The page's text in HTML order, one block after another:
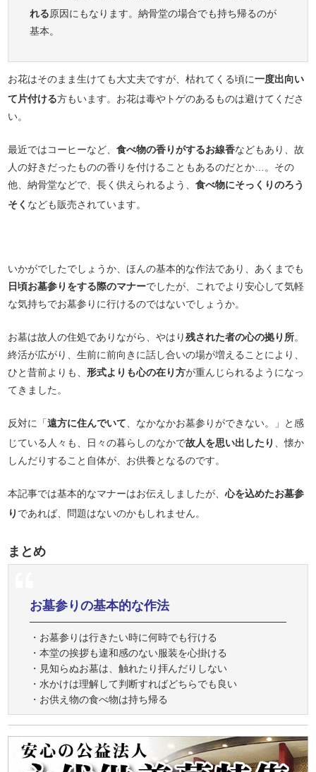
れる原因にもなります。納骨堂の場合でも持ち帰るのが
基本。
お花はそのまま生けても大丈夫ですが、枯れてくる頃に一度出向い
て片付ける方もいます。お花は毒やトゲのあるものは避けてくださ
い。
最近ではコーヒーなど、食べ物の香りがするお線香などもあり、故
人の好きだったものの香りを付けることもあるのだとか…。その
他、納骨堂などで、長く供えられるよう、食べ物にそっくりのろう
そく なども販売されています。
いかがでしたでしょうか、ほんの基本的な作法であり、あくまでも
日頃お墓参りをする際のマナーでしたが、これでより安心して気軽
な気持ちでお墓参りに行けるのではないでしょうか。
お墓は故人の住処でありながら、やはり残された者の心の拠り所。
終活が広がり、生前に前向きに話し合いの場が増えることにより、
ひと昔前よりも、形式よりも心の在り方が重んじられるようになっ
てきました。
反対に「遠方に住んでいて 、なかなかお墓参りができない。」と感
じている人々も、日々の暮らしのなかで故人を思い出したり
、懐か
しんだりすること自体が、お供養となるのです。
本記事では基本的なマナーはお伝えしましたが、心を込めたお墓参
り であれば、問題はないのかもしれません。
まとめ
お墓参りの基本的な作法
・お墓参りは行きたい時に何時でも行ける
・本堂の挨拶も違和感のない服装を心掛ける
・見知らぬお墓は、触れたり拝んだりしない
・水かけは理解して判断すればどちらでも良い
・お供え物の食べ物は持ち帰る